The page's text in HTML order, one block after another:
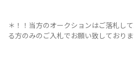
＊！！当方のオークションはご落札し
る方のみのご入札でお願い致しておりま